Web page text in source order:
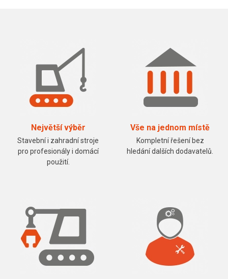
Největší výběr
Stavební i zahradní stroje
pro profesionály i domácí
použití.
Vše na jednom místě
Kompletní řešení bez
hledání dalších dodavatelů.